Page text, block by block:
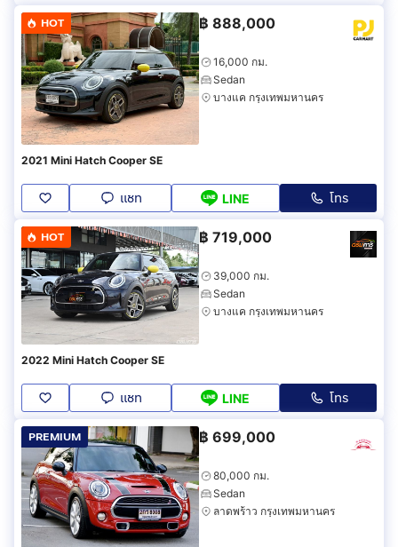
HOT ฿ 888,000
16,000 กม.
Sedan
บางแค กรุงเทพมหานคร
2021 Mini Hatch Cooper SE
แชท LINE โทร
HOT ฿ 719,000
39,000 กม.
Sedan
บางแค กรุงเทพมหานคร
2022 Mini Hatch Cooper SE
แชท LINE โทร
PREMIUM ฿ 699,000
80,000 กม.
Sedan
ลาดพร้าว กรุงเทพมหานคร